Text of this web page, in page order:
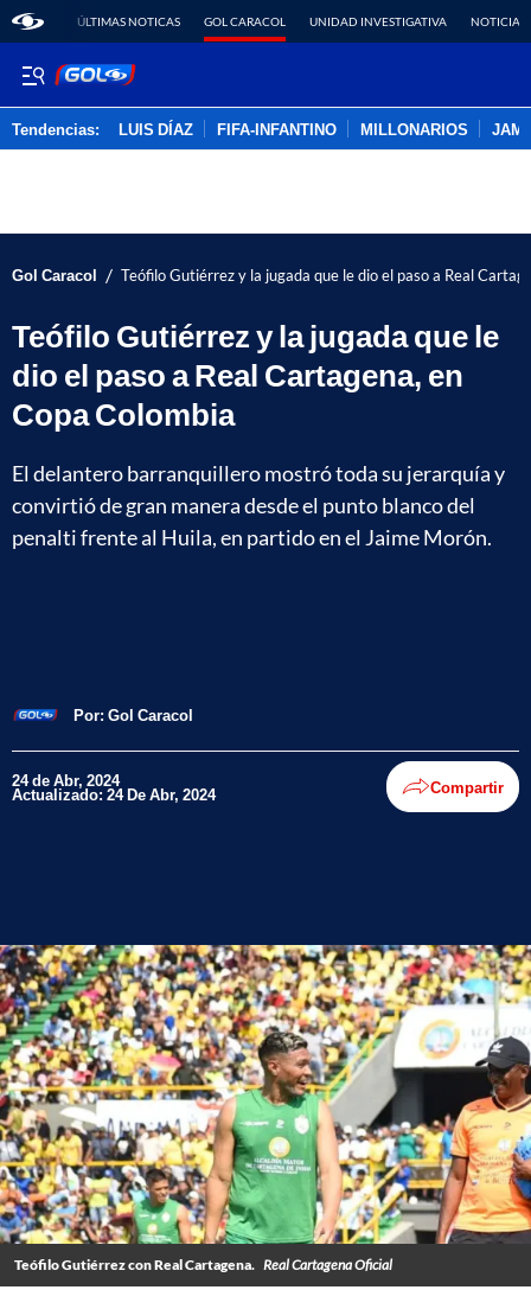
ÚLTIMAS NOTICAS GOL CARACOL UNIDAD INVESTIGATIVA NOTICIAS
Tendencias: LUIS DÍAZ FIFA-INFANTINO MILLONARIOS
Gol Caracol / Teófilo Gutiérrez y la jugada que le dio el paso a Real
Teófilo Gutiérrez y la jugada que le
dio el paso a Real Cartagena, en
Copa Colombia
El delantero barranquillero mostró toda su jerarquía y
convirtió de gran manera desde el punto blanco del
penalti frente al Huila, en partido en el Jaime Morón.
Por: Gol Caracol
24 de Abr, 2024
Actualizado: 24 De Abr, 2024 Compartir
Teófilo Gutiérrez con Real Cartagena. Real Cartagena Oficial